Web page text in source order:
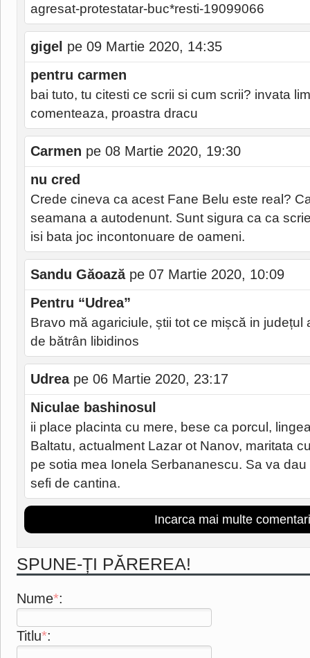
agresat-protestatar-buc*resti-19099066
gigel pe 09 Martie 2020, 14:35
pentru carmen
bai tuto, tu citesti ce scrii si cum scrii? invata
comenteaza, proastra dracu
Carmen pe 08 Martie 2020, 19:30
nu cred
Crede cineva ca acest Fane Belu este real?
seamana a autodenunt. Sunt sigura ca ca
isi bata joc incontonuare de oameni.
Sandu Găoază pe 07 Martie 2020, 10:09
Pentru “Udrea”
Bravo mă agariciule, știi tot ce mișcă in județul
de bătrân libidinos
Udreape 06 Martie 2020, 23:17
Niculae bashinosul
ii place placinta cu mere, bese ca porcul,
Baltatu, actualment Lazar ot Nanov, maritata
pe sotia mea Ionela Serbananescu. Sa va
sefi de cantina.
Incarca mai multe
SPUNE-ȚI PĂREREA!
Nume*:
Titlu*: